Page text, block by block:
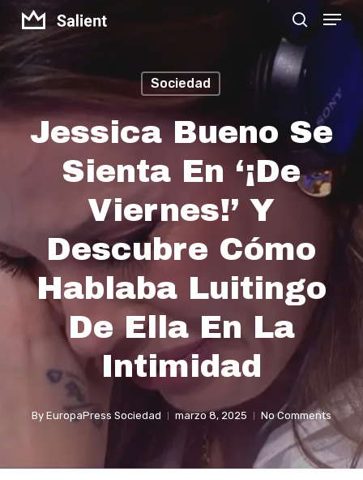
Skip
to
main
content
Menu
Sociedad
Jessica Bueno Se
Sienta En ‘¡De
Viernes!’ Y
Descubre Cómo
Hablaba Luitingo
De Ella En La
Intimidad
By EuropaPress Sociedad marzo 8, 2025 No Comments